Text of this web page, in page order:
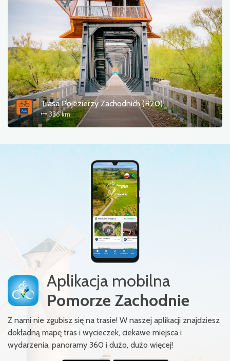
Trasa Pojezierzy Zachodnich (R20)
336 km
Aplikacja mobilna
Pomorze Zachodnie
Z nami nie zgubisz się na trasie! W naszej aplikacji znajdziesz
dokładną mapę tras i wycieczek, ciekawe miejsca i
wydarzenia, panoramy 360 i dużo, dużo więcej!